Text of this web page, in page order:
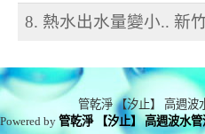
8. 熱水出水量變小.. 新
管乾淨 【汐止】 高週波
Powered by管乾淨 【汐止】 高週波水管